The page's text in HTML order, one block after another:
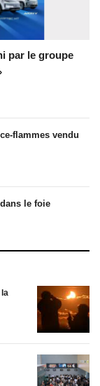
par le groupe
flammes vendu
le foie
la